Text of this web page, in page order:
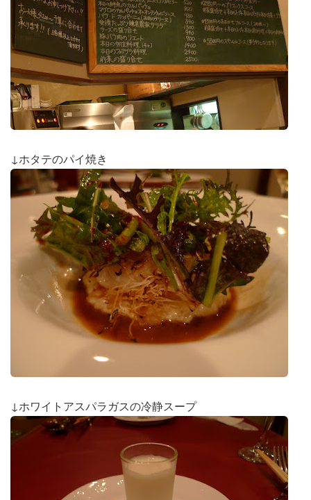
↓ホタテのパイ焼き
↓ホワイトアスパラガスの冷静スープ